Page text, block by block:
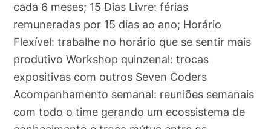
cada 6 meses; 15 Dias Livre: férias
remuneradas por 15 dias ao ano; Horário
Flexível: trabalhe no horário que se sentir mais
produtivo Workshop quinzenal: trocas
expositivas com outros Seven Coders
Acompanhamento semanal: reuniões semanais
com todo o time gerando um ecossistema de